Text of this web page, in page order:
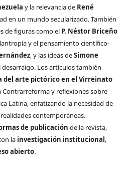
y la relevancia de René
en un mundo secularizado. También
de figuras como el P. Néstor Briceño
y el pensamiento científico-
, y las ideas deSimone
Los artículos también
del arte pictórico en el Virreinato
Contrarreforma y reflexiones sobre
Latina, enfatizando la necesidad de
contemporáneas.
de publicación de la revista,
la investigación institucional,
abierto.